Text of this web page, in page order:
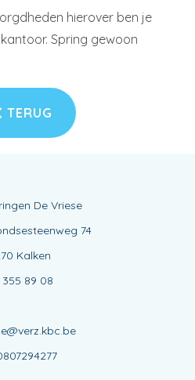
hierover ben je
Spring gewoon
TERUG
De Vriese
74
Kalken
89 08